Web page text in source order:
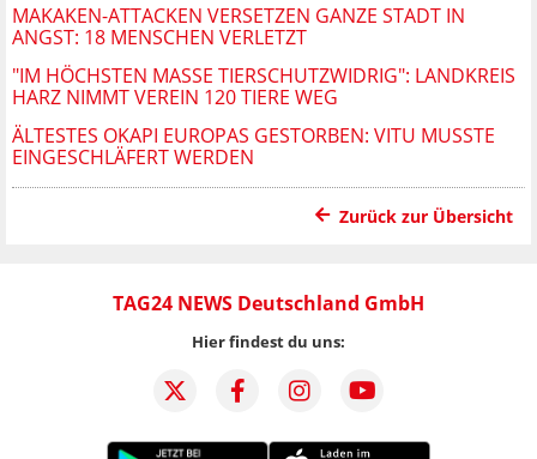
MAKAKEN-ATTACKEN VERSETZEN GANZE STADT IN
ANGST: 18 MENSCHEN VERLETZT
"IM HÖCHSTEN MASSE TIERSCHUTZWIDRIG": LANDKREIS H
ARZ NIMMT VEREIN 120 TIERE WEG
ÄLTESTES OKAPI EUROPAS GESTORBEN: VITU MUSSTE
EINGESCHLÄFERT WERDEN
Zurück zur Übersicht
TAG24 NEWS Deutschland GmbH
Hier findest du uns: